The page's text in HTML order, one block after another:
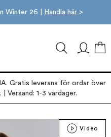
Winter 26 | Handla här >
Gratis leverans för ordar över
Versand: 1-3 vardager.
Video